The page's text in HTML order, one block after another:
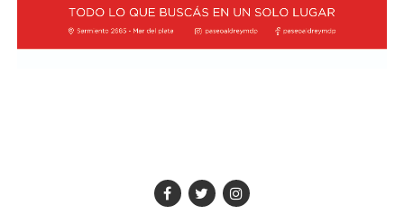
Antes de ser inhumados sus restos en el cementerio
municipal, el féretro fue transportado hacia la
Parroquia de los Padres Capuchinos, donde ofició una
Taraborelli fue el primer intendente de Necochea
surgido del voto popular tras la negra noche de la